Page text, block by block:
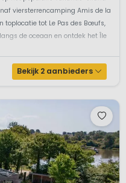
viersterrencamping Amis de la
toplocatie tot Le Pas des Bœufs,
de oceaan en ontdek het Île
Bekijk 2 aanbieders